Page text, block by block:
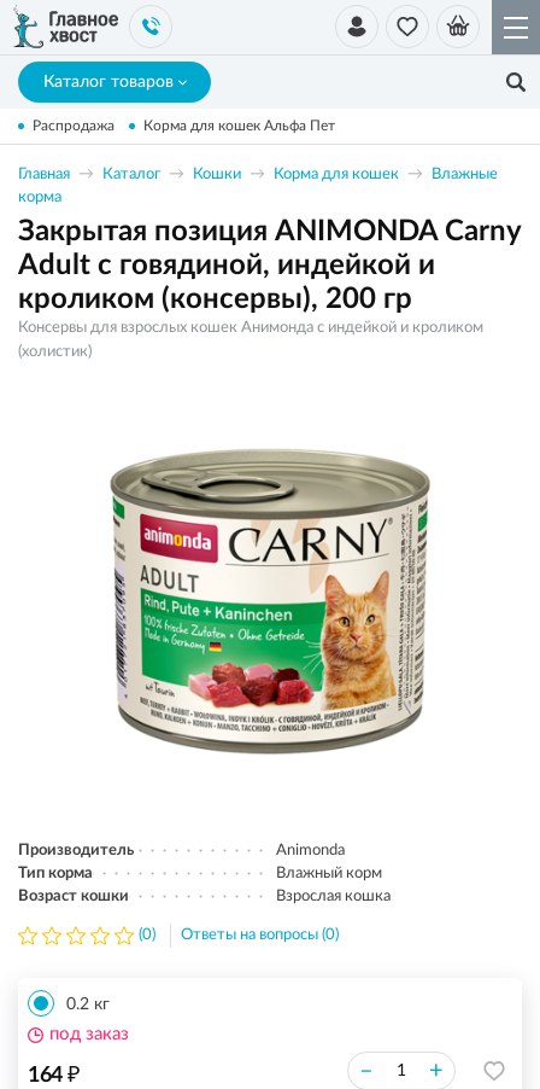
Каталог товаров
Распродажа Корма для кошек Альфа Пет
Главная Каталог Кошки Корма для кошек
Влажные
корма
Закрытая позиция ANIMONDA Carny
Adult с говядиной, индейкой и
кроликом (консервы), 200 гр
Консервы для взрослых кошек Анимонда с индейкой и кроликом
(холистик)
Производитель
Animonda
Тип корма
Влажный корм
Возраст кошки
Взрослая кошка
(0) Ответы на вопросы (0)
0.2 кг
164 ₽ – +
под заказ